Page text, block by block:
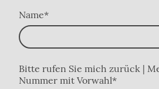
Name*
Bitte rufen Sie mich zurück |
Nummer mit Vorwahl*